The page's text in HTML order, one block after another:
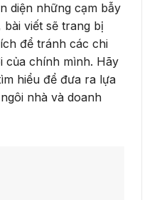
diện những cạm bẫy
viết sẽ trang bị
để tránh các chi
của chính mình. Hãy
hiểu để đưa ra lựa
nhà và doanh